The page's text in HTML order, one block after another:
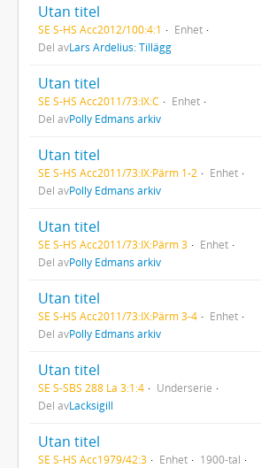
Utan titel
SE S-HS Acc2012/100:4:1
Enhet
Del avLars Ardelius: Tillägg
Utan titel
SE S-HS Acc2011/73:IX:C
Enhet
Del avPolly Edmans arkiv
Utan titel
SE S-HS Acc2011/73:IX:Pärm 1-2
Enhet
Del avPolly Edmans arkiv
Utan titel
SE S-HS Acc2011/73:IX:Pärm 3
Enhet
Del avPolly Edmans arkiv
Utan titel
SE S-HS Acc2011/73:IX:Pärm 3-4
Enhet
Del avPolly Edmans arkiv
Utan titel
SE S-SBS 288 La 3:1:4
Underserie
Del avLacksigill
Utan titel
SE S-HS Acc1979/42:3 Enhet
1900-tal